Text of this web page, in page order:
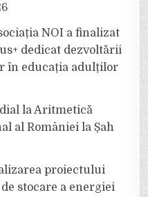
NOI a finalizat
dedicat dezvoltării
în educația adulților
la Aritmetică
al României la Șah
proiectului
stocare a energiei